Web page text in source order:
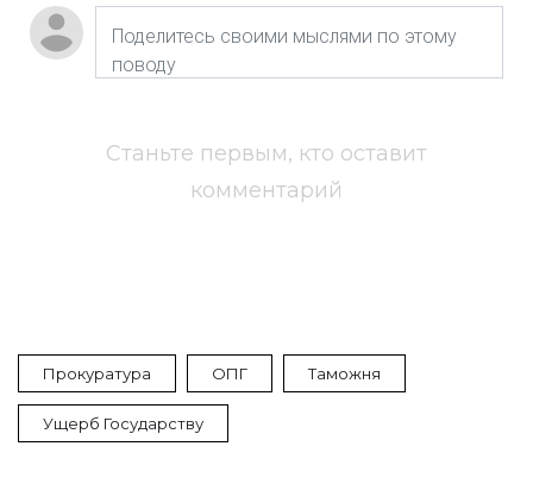
Станьте первым, кто оставит
комментарий
Прокуратура ОПГ Таможня
Ущерб Государству